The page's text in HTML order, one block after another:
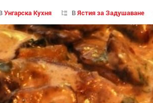
Унгарска Кухня ВЯстия за Задушаване